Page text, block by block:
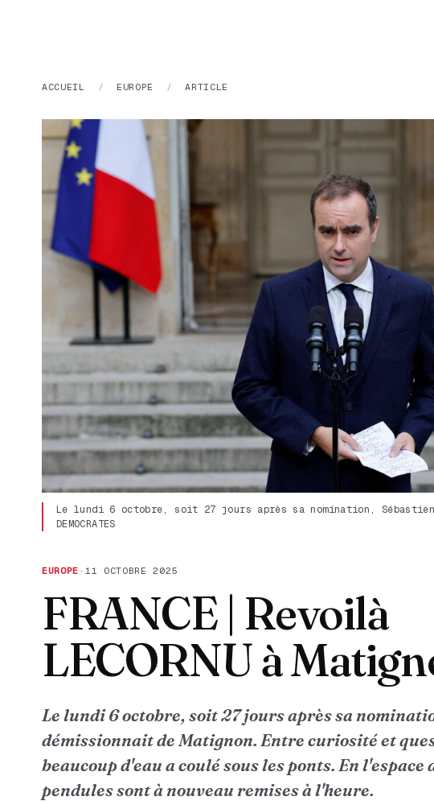
ACCUEIL / EUROPE / ARTICLE
Le lundi 6 octobre, soit 27 jours après sa nomination, Sébastien
DEMOCRATES
EUROPE · 11 OCTOBRE 2025
FRANCE | Revoilà
LECORNU à
Le lundi 6 octobre, soit 27 jours après sa
démissionnait de Matignon. Entre curiosité et
beaucoup d'eau a coulé sous les ponts. En l'espace
pendules sont à nouveau remises à l'heure.